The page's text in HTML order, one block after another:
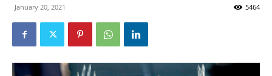
January 20, 2021 5464